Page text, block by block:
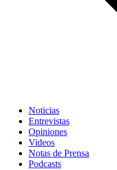
Noticias
Entrevistas
Opiniones
Videos
Notas de Prensa
Podcasts